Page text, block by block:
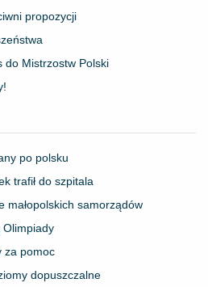
propozycji
do Mistrzostw Polski
po polsku
trafił do szpitala
małopolskich samorządów
Olimpiady
za pomoc
dopuszczalne